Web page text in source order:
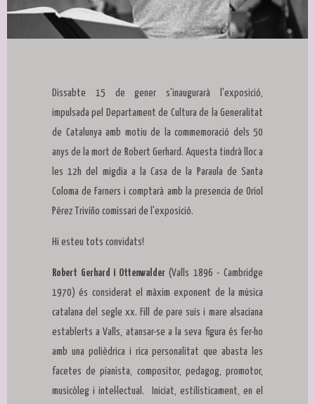
Dissabte 15 de gener s'inaugurarà l'exposició,
impulsada pel Departament de Cultura de la Generalitat
de Catalunya amb motiu de la commemoració dels 50
anys de la mort de Robert Gerhard. Aquesta tindrà lloc a
les 12h del migdia a la Casa de la Paraula de Santa
Coloma de Farners i comptarà amb la presencia de Oriol
Pérez Triviño comissari de l'exposició.
Hi esteu tots convidats!
Robert Gerhard i Ottenwalder (Valls 1896 - Cambridge
1970) és considerat el màxim exponent de la música
catalana del segle xx. Fill de pare suís i mare alsaciana
establerts a Valls, atansar-se a la seva figura és fer-ho
amb una polièdrica i rica personalitat que abasta les
facetes de pianista, compositor, pedagog, promotor,
musicòleg i intel·lectual. Iniciat, estilísticament, en el